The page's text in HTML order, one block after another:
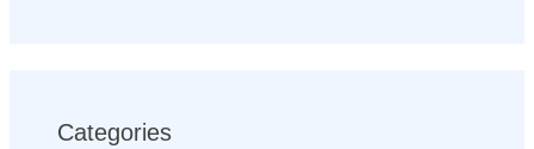
Categories